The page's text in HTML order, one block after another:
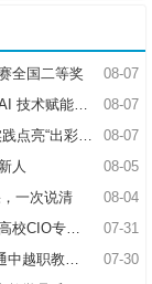
08-07
全国二等奖
08-07
牌全域传播
08-07
中原”实践路
08-05
人
08-04
一次说清
07-31
高等教育新路径
07-30
最后一公里”